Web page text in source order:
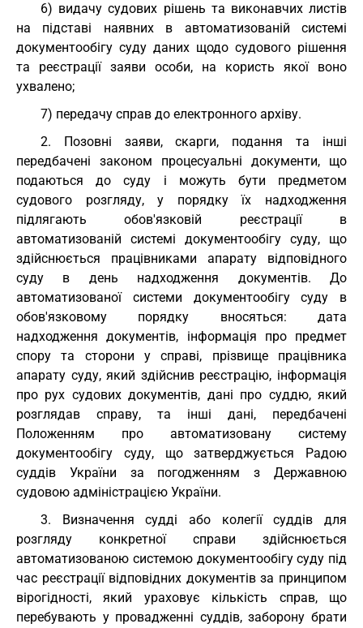
6) видачу судових рішень та виконавчих листів
на підставі наявних в автоматизованій системі
документообігу суду даних щодо судового рішення
та реєстрації заяви особи, на користь якої воно
ухвалено;
7) передачу справ до електронного архіву.
2. Позовні заяви, скарги, подання та інші
передбачені законом процесуальні документи, що
подаються до суду і можуть бути предметом
судового розгляду, у порядку їх надходження
підлягають обов'язковій реєстрації в
автоматизованій системі документообігу суду, що
здійснюється працівниками апарату відповідного
суду в день надходження документів. До
автоматизованої системи документообігу суду в
обов'язковому порядку вносяться: дата
надходження документів, інформація про предмет
спору та сторони у справі, прізвище працівника
апарату суду, який здійснив реєстрацію, інформація
про рух судових документів, дані про суддю, який
розглядав справу, та інші дані, передбачені
Положенням про автоматизовану систему
документообігу суду, що затверджується Радою
суддів України за погодженням з Державною
судовою адміністрацією України.
3. Визначення судді або колегії суддів для
розгляду конкретної справи здійснюється
автоматизованою системою документообігу суду під
час реєстрації відповідних документів за принципом
вірогідності, який ураховує кількість справ, що
перебувають у провадженні суддів, заборону брати